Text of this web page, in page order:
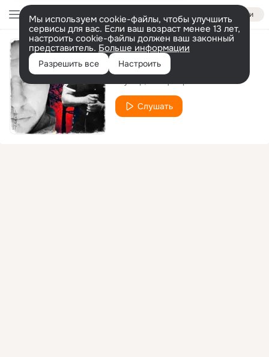
Войти
Мы используем cookie-файлы, чтобы улучшить
сервисы для вас. Если ваш возраст менее 13 лет,
настроить cookie-файлы должен ваш законный
представитель. Больше информации
Разрешить все Настроить
Средь людей
Слушать